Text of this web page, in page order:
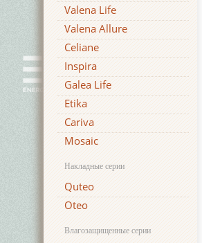
Valena Life
Valena Allure
Celiane
Inspira
Galea Life
Etika
Cariva
Mosaic
Накладные серии
Quteo
Oteo
Влагозащищенные серии